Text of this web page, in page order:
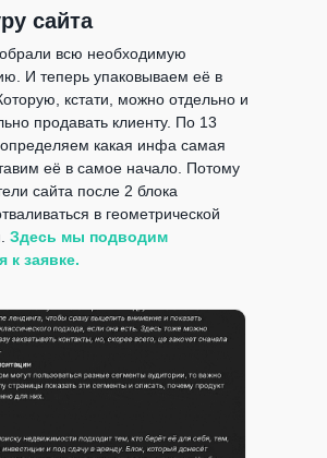
сайта
всю необходимую
И теперь упаковываем её в
кстати, можно отдельно и
продавать клиенту. По 13
какая инфа самая
её в самое начало. Потому
сайта после 2 блока
в геометрической
Здесь мы подводим
к заявке.